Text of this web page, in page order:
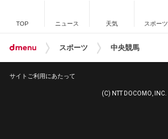
TOP ニュース 天気 スポーツ
スポーツ 中央競馬
サイトご利用にあたって
(C) NTT DOCOMO, INC.